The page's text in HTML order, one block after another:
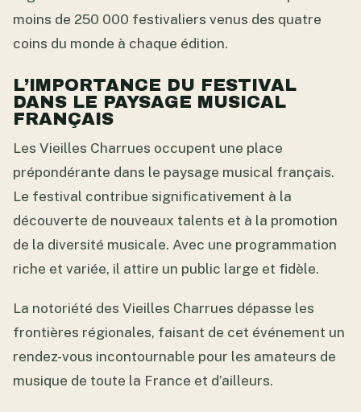
moins de 250 000 festivaliers venus des quatre
coins du monde à chaque édition.
L’IMPORTANCE DU FESTIVAL
DANS LE PAYSAGE MUSICAL
FRANÇAIS
Les Vieilles Charrues occupent une place
prépondérante dans le paysage musical français.
Le festival contribue significativement à la
découverte de nouveaux talents et à la promotion
de la diversité musicale. Avec une programmation
riche et variée, il attire un public large et fidèle.
La notoriété des Vieilles Charrues dépasse les
frontières régionales, faisant de cet événement un
rendez-vous incontournable pour les amateurs de
musique de toute la France et d’ailleurs.